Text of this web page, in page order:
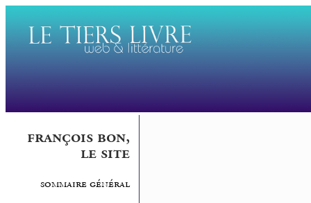
françois bon,
le site
sommaire général